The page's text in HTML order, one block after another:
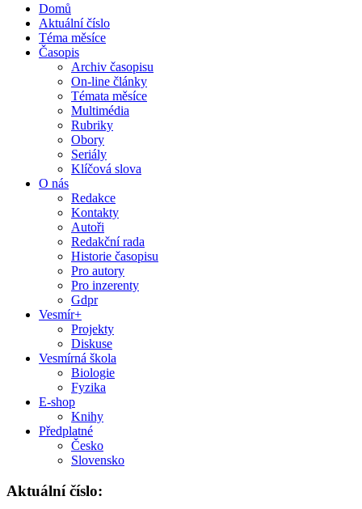
Domů
Aktuální číslo
Téma měsíce
Časopis
Archiv časopisu
On-line články
Témata měsíce
Multimédia
Rubriky
Obory
Seriály
Klíčová slova
O nás
Redakce
Kontakty
Autoři
Redakční rada
Historie časopisu
Pro autory
Pro inzerenty
Gdpr
Vesmír+
Projekty
Diskuse
Vesmírná škola
Biologie
Fyzika
E-shop
Knihy
Předplatné
Česko
Slovensko
Aktuální číslo: